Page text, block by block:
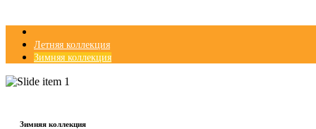
Летняя коллекция
Зимняя коллекция
© FreeJoomla! 3 Modules
Зимняя коллекция